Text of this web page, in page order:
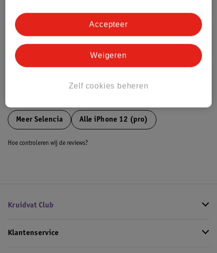
Impact Score.
Meer informatie
Bestel & Bezorginformatie
Meer Selencia Alle iPhone 12 (pro)
Hoe controleren wij de reviews?
Kruidvat Club
Klantenservice
Zelf cookies beheren
Weigeren
Accepteer